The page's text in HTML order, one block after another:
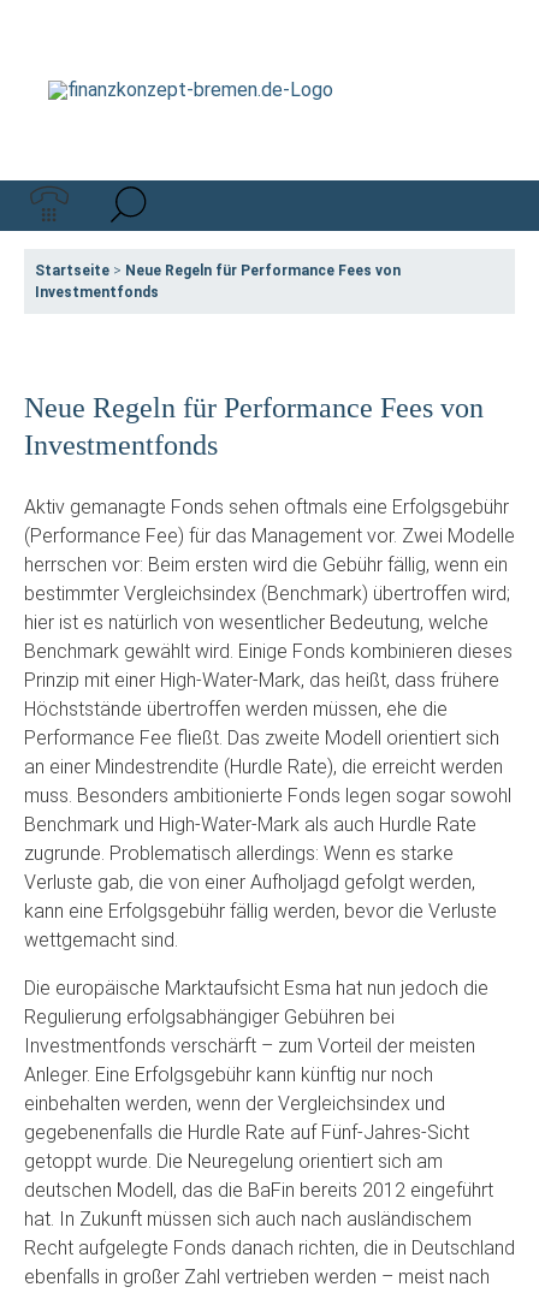
Startseite > Neue Regeln für Performance Fees von
Investmentfonds
Neue Regeln für Performance Fees von
Investmentfonds
Aktiv gemanagte Fonds sehen oftmals eine Erfolgsgebühr
(Performance Fee) für das Management vor. Zwei Modelle
herrschen vor: Beim ersten wird die Gebühr fällig, wenn ein
bestimmter Vergleichsindex (Benchmark) übertroffen wird;
hier ist es natürlich von wesentlicher Bedeutung, welche
Benchmark gewählt wird. Einige Fonds kombinieren dieses
Prinzip mit einer High-Water-Mark, das heißt, dass frühere
Höchststände übertroffen werden müssen, ehe die
Performance Fee fließt. Das zweite Modell orientiert sich
an einer Mindestrendite (Hurdle Rate), die erreicht werden
muss. Besonders ambitionierte Fonds legen sogar sowohl
Benchmark und High-Water-Mark als auch Hurdle Rate
zugrunde. Problematisch allerdings: Wenn es starke
Verluste gab, die von einer Aufholjagd gefolgt werden,
kann eine Erfolgsgebühr fällig werden, bevor die Verluste
wettgemacht sind.
Die europäische Marktaufsicht Esma hat nun jedoch die
Regulierung erfolgsabhängiger Gebühren bei
Investmentfonds verschärft – zum Vorteil der meisten
Anleger. Eine Erfolgsgebühr kann künftig nur noch
einbehalten werden, wenn der Vergleichsindex und
gegebenenfalls die Hurdle Rate auf Fünf-Jahres-Sicht
getoppt wurde. Die Neuregelung orientiert sich am
deutschen Modell, das die BaFin bereits 2012 eingeführt
hat. In Zukunft müssen sich auch nach ausländischem
Recht aufgelegte Fonds danach richten, die in Deutschland
ebenfalls in großer Zahl vertrieben werden – meist nach